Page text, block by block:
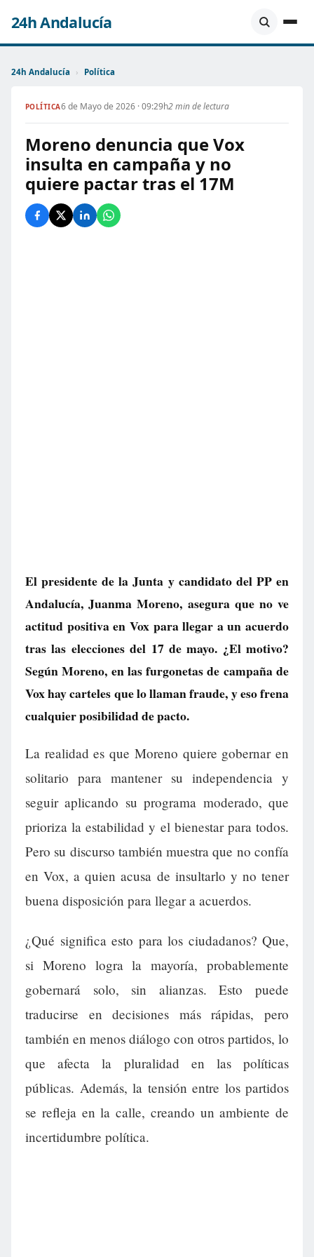
24h Andalucía
24h Andalucía › Política
POLÍTICA6 de Mayo de 2026 · 09:29h2 min de lectura
Moreno denuncia que Vox
insulta en campaña y no
quiere pactar tras el 17M
El presidente de la Junta y candidato del PP en
Andalucía, Juanma Moreno, asegura que no ve
actitud positiva en Vox para llegar a un acuerdo
tras las elecciones del 17 de mayo. ¿El motivo?
Según Moreno, en las furgonetas de campaña de
Vox hay carteles que lo llaman fraude, y eso frena
cualquier posibilidad de pacto.
La realidad es que Moreno quiere gobernar en
solitario para mantener su independencia y
seguir aplicando su programa moderado, que
prioriza la estabilidad y el bienestar para todos.
Pero su discurso también muestra que no confía
en Vox, a quien acusa de insultarlo y no tener
buena disposición para llegar a acuerdos.
¿Qué significa esto para los ciudadanos? Que,
si Moreno logra la mayoría, probablemente
gobernará solo, sin alianzas. Esto puede
traducirse en decisiones más rápidas, pero
también en menos diálogo con otros partidos, lo
que afecta la pluralidad en las políticas
públicas. Además, la tensión entre los partidos
se refleja en la calle, creando un ambiente de
incertidumbre política.